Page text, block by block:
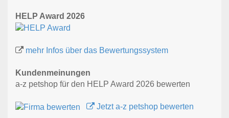
HELP Award 2026
mehr Infos über das Bewertungssystem
Kundenmeinungen
a-z petshop für den HELP Award 2026 bewerten
Jetzt a-z petshop bewerten